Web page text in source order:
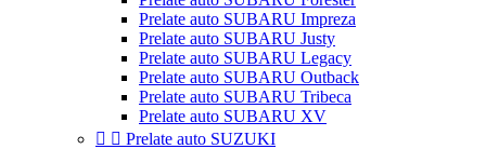
Prelate auto SUBARU Impreza
Prelate auto SUBARU Justy
Prelate auto SUBARU Legacy
Prelate auto SUBARU Outback
Prelate auto SUBARU Tribeca
Prelate auto SUBARU XV
  Prelate auto SUZUKI